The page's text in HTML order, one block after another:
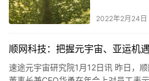
2022年2月24日
顺网科技：把握元宇宙、亚运机
速途元宇宙研究院1月12日讯 昨日，